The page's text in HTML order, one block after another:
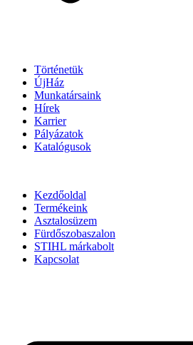
Történetük
ÚjHáz
Munkatársaink
Hírek
Karrier
Pályázatok
Katalógusok
Kezdőoldal
Termékeink
Asztalosüzem
Fürdőszobaszalon
STIHL márkabolt
Kapcsolat